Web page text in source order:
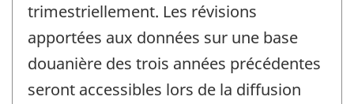
trimestriellement. Les révisions
apportées aux données sur une base
douanière des trois années précédentes
seront accessibles lors de la diffusion